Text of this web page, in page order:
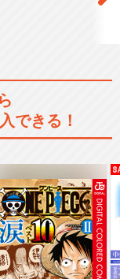
できる！